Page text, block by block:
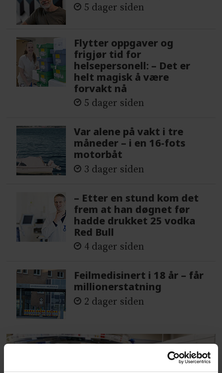
5 dager siden
Flytter oppgaver og
frigjør tid for
helsepersonell: – Det er
helt magisk å være
forvakt nå
5 dager siden
Var alene på vakt i tre
måneder – i en 16-fots
motorbåt
3 dager siden
– Etter en stund kom det
frem at han døgnet før
hadde drukket 25 vodka
Red Bull
4 dager siden
Feilmedisinert i 18 år – får
millionerstatning
2 dager siden